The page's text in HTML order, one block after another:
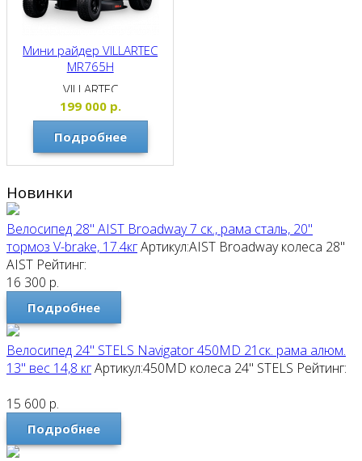
Мини райдер VILLARTEC
MR765Н
VILLARTEC
199 000р.
Подробнее
Новинки
Велосипед 28" AIST Broadway 7 ск., рама сталь, 20"
тормоз V-brake, 17.4кгАртикул:AIST Broadway колеса 28"
AIST Рейтинг:
16 300 р.
Подробнее
Велосипед 24" STELS Navigator 450MD 21ск. рама алюм.
13" вес 14,8 кгАртикул:450MD колеса 24" STELS Рейтинг:
15 600 р.
Подробнее